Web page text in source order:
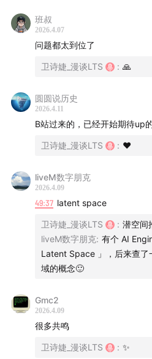
顶尖 AI 科学家、
前大厂高
4090显卡
「每个人自己就是一个小闭环
Part 2.09:55中美 AI 的共性：
AI 的下一个方向是什么？
2025 年 12 月- 2026年 1月
变化
Coding Agent 飞速发展背后
基模成长的速度到底有没有
Part 3.14:43谷歌教会我：系统
CMU 读博，这是一个正反馈
代码注释后，应该加几个空
商业系统不靠微雕算法改进
班叔
2026.4.07
问题都太到位了
卫诗婕_漫谈LTS : 🙏
圆圆说历史
2026.4.11
B站过来的，已经开始期待up
卫诗婕_漫谈LTS : ❤️
liveM数字朋克
2026.4.09
49:37 latent space
卫诗婕_漫谈LTS : 潜空间
liveM数字朋克: 有个 AI
Latent Space 」，后来查了
域的概念🙂
Gmc2
2026.4.09
很多共鸣
卫诗婕_漫谈LTS : ✨